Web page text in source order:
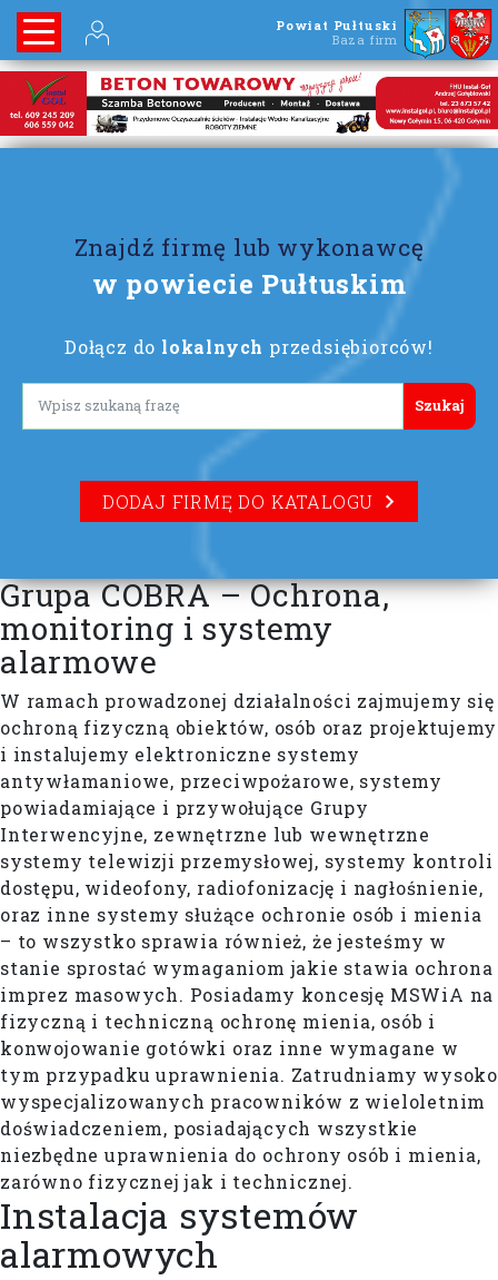
Powiat Pułtuski
Baza firm
Znajdź firmę lub wykonawcę
w powiecie Pułtuskim
Dołącz do lokalnych przedsiębiorców!
Lorem ipsum
DODAJ FIRMĘ DO KATALOGU
Grupa COBRA – Ochrona,
monitoring i systemy
alarmowe
W ramach prowadzonej działalności zajmujemy się
ochroną fizyczną obiektów, osób oraz projektujemy
i instalujemy elektroniczne systemy
antywłamaniowe, przeciwpożarowe, systemy
powiadamiające i przywołujące Grupy
Interwencyjne, zewnętrzne lub wewnętrzne
systemy telewizji przemysłowej, systemy kontroli
dostępu, wideofony, radiofonizację i nagłośnienie,
oraz inne systemy służące ochronie osób i mienia
– to wszystko sprawia również, że jesteśmy w
stanie sprostać wymaganiom jakie stawia ochrona
imprez masowych. Posiadamy koncesję MSWiA na
fizyczną i techniczną ochronę mienia, osób i
konwojowanie gotówki oraz inne wymagane w
tym przypadku uprawnienia. Zatrudniamy wysoko
wyspecjalizowanych pracowników z wieloletnim
doświadczeniem, posiadających wszystkie
niezbędne uprawnienia do ochrony osób i mienia,
zarówno fizycznej jak i technicznej.
Instalacja systemów
alarmowych